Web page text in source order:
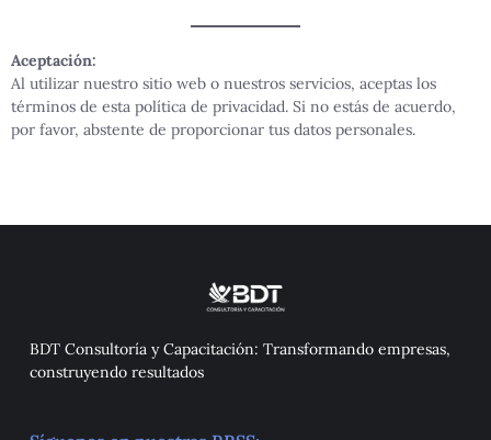
Aceptación:
Al utilizar nuestro sitio web o nuestros servicios, aceptas los
términos de esta política de privacidad. Si no estás de acuerdo,
por favor, abstente de proporcionar tus datos personales.
BDT Consultoría y Capacitación: Transformando empresas,
construyendo resultados